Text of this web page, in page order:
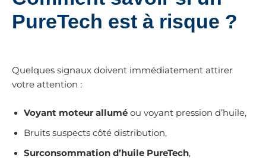
PureTech est à risque ?
Quelques signaux doivent immédiatement attirer
votre attention :
Voyant moteur allumé ou voyant pression d’huile,
Bruits suspects côté distribution,
Surconsommation d’huile PureTech,